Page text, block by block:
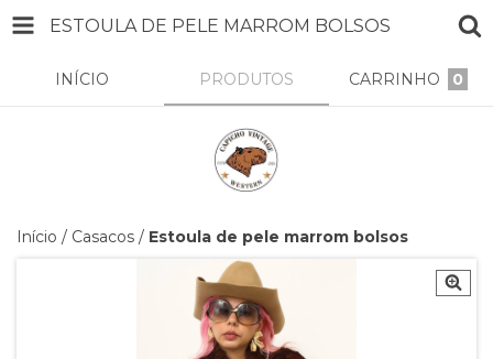
ESTOULA DE PELE MARROM BOLSOS
INÍCIO PRODUTOS CARRINHO 0
Início / Casacos / Estoula de pele marrom bolsos